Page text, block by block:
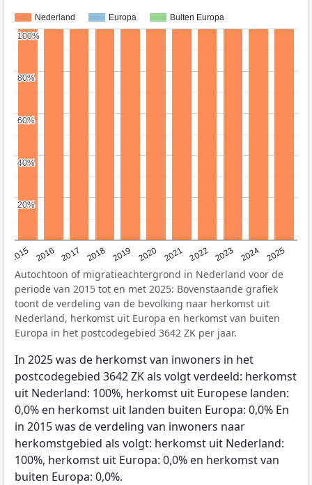
Nederland Europa Buiten Europa
2015 2016 2017 2018 2019 2020 2021 2022 2023 2024 2025
20%
20%
40%
40%
60%
60%
80%
80%
100%
100%
Autochtoon of migratieachtergrond in Nederland voor de
periode van 2015 tot en met 2025: Bovenstaande grafiek
toont de verdeling van de bevolking naar herkomst uit
Nederland, herkomst uit Europa en herkomst van buiten
Europa in het postcodegebied 3642 ZK per jaar.
In 2025 was de herkomst van inwoners in het
postcodegebied 3642 ZK als volgt verdeeld: herkomst
uit Nederland: 100%, herkomst uit Europese landen:
0,0% en herkomst uit landen buiten Europa: 0,0% En
in 2015 was de verdeling van inwoners naar
herkomstgebied als volgt: herkomst uit Nederland:
100%, herkomst uit Europa: 0,0% en herkomst van
buiten Europa: 0,0%.